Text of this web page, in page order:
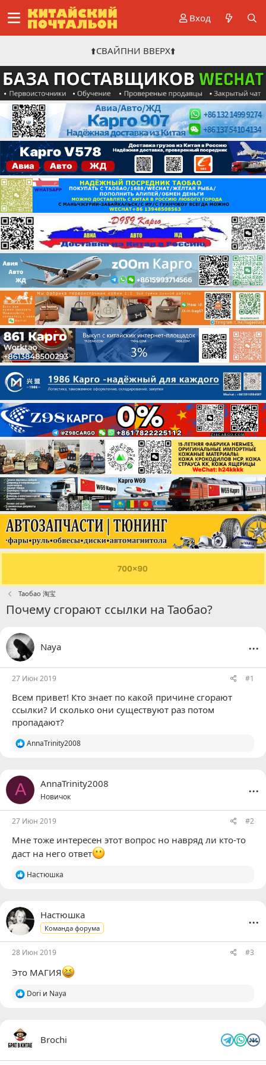
Вход
⬆️СВАЙПНИ ВВЕРХ⬆️
Таобао 淘宝
Почему сгорают ссылки на Таобао?
Naya ...
27 Июн 2019 #1
Всем привет! Кто знает по какой причине сгорают
ссылки? И сколько они существуют раз потом
пропадают?
Р
ц
и
:
AnnaTrinity2008
A AnnaTrinity2008
Новичок
...
27 Июн 2019 #2
Мне тоже интересен этот вопрос но навряд ли кто-то
даст на него ответ
Р
ц
и
и
:
Настюшка
Настюшка
Команда форума
...
28 Июн 2019 #3
Это МАГИЯ
Р
и
:
Dori и Naya
Brochi ...